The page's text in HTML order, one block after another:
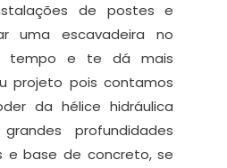
de postes e
uma escavadeira no
tempo e te dá mais
projeto pois contamos
da hélice hidráulica
profundidades
e base de concreto, se